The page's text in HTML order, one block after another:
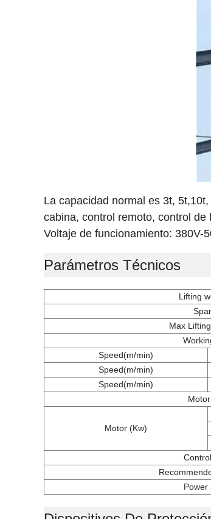
La capacidad normal es 3t,
cabina, control remoto, control de
Voltaje de funcionamiento: 380V-
Parámetros Técnicos
Lifting
Max
Speed(m/min)
Speed(m/min)
Speed(m/min)
Motor (Kw)
Power